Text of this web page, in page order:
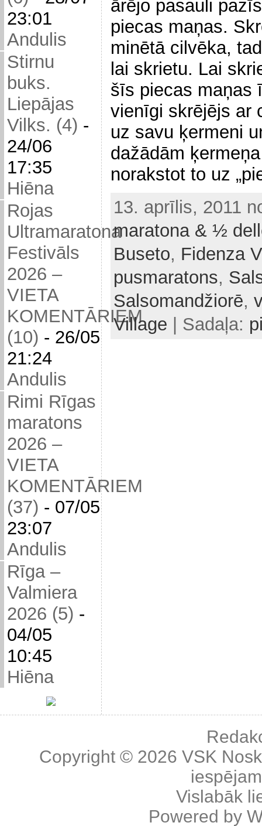
23:01
Andulis
Stirnu
buks.
Liepājas
Vilks. (4) -
24/06
17:35
Hiēna
Rojas
Ultramaratona
Festivāls
2026 –
VIETA
KOMENTĀRIEM
(10) - 26/05
21:24
Andulis
Rimi Rīgas
maratons
2026 –
VIETA
KOMENTĀRIEM
(37) - 07/05
23:07
Andulis
Rīga –
Valmiera
2026 (5) -
04/05
10:45
Hiēna
ārējo pasauli
piecas maņas.
minētā cilvēka,
lai skrietu. Lai
šīs piecas maņas
vienīgi skrējējs ar
uz savu ķermeni
dažādām
norakstot to uz
13. aprīlis, 2011
maratona & ½
Buseto, Fidenza
pusmaratons,
Salsomandžiorē,
Village | Sadaļa:
Copyright © 2026 VSK
Vislabāk
Powered by